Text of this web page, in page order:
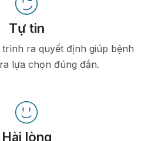
Tự tin
trình ra quyết định giúp bệnh
lựa chọn đúng đắn.
Hài lòng